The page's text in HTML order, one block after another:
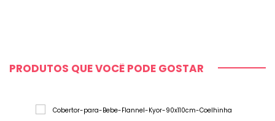
PRODUTOS QUE VOCÊ PODE GOSTAR